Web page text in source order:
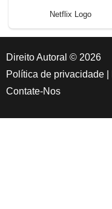
Netflix Logo
Direito Autoral © 2026
Política de privacidade
Contate-Nos